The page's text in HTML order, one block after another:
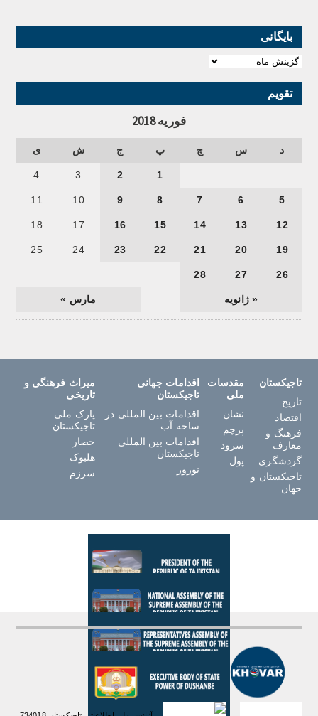
بایگانی
تقویم
فوریه 2018
د س چ پ ج ش ی
« ژانویه مارس »
1
2
3
4
5
6
7
8
9
10
11
12
13
14
15
16
17
18
19
20
21
22
23
24
25
26
27
28
تاجیکستان
تاریخ
اقتصاد
فرهنگ و
معارف
گردشگری
تاجیکستان و
جهان
مقدسات
ملی
نشان
پرچم
سرود
پول
اقدامات جهانی
تاجیکستان
اقدامات بین المللی در
ساحه آب
اقدامات بین المللی
تاجیکستان
نوروز
میراث فرهنگی و
تاریخی
پارک ملی
تاجیکستان
حصار
هلبوک
سرزم